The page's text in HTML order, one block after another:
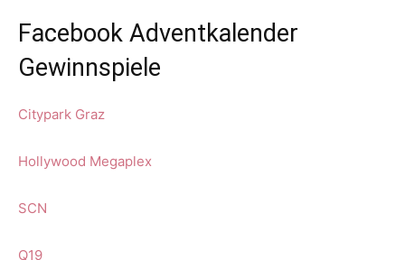
Facebook Adventkalender
Gewinnspiele
Citypark Graz
Hollywood Megaplex
SCN
Q19